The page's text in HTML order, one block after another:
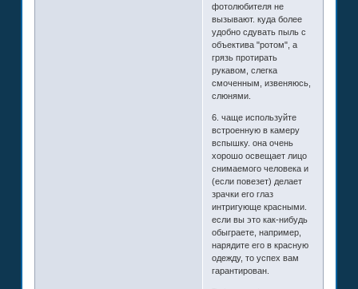
фотолюбителя не
вызывают. куда более
удобно сдувать пыль с
объектива "ротом", а
грязь протирать
рукавом, слегка
смоченным, извеняюсь,
слюнями.
6. чаще используйте
встроенную в камеру
вспышку. она очень
хорошо освещает лицо
снимаемого человека и
(если повезет) делает
зрачки его глаз
интригующе красными.
если вы это как-нибудь
обыграете, например,
нарядите его в красную
одежду, то успех вам
гарантирован.